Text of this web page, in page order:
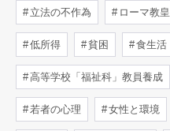
立法の不作為 ローマ教皇
低所得 貧困 食生活
高等学校「福祉科」教員養成
若者の心理 女性と環境